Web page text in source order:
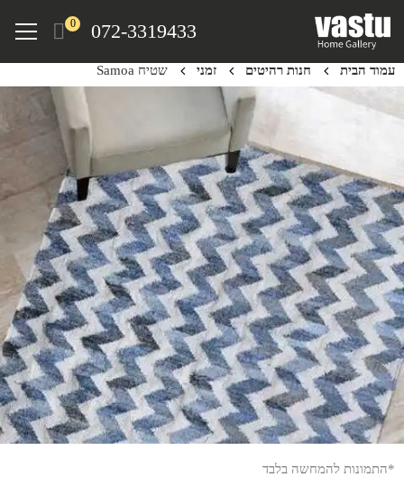
content
072-3319433
0
Menu
עמוד הבית חנות רהיטים זמני שטיח Samoa
*התמונות להמחשה בלבד